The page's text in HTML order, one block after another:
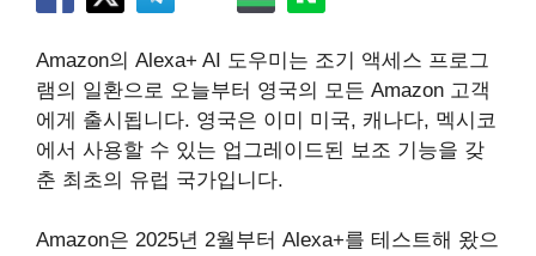
Amazon의 Alexa+ AI 도우미는 조기 액세스 프로그
램의 일환으로 오늘부터 영국의 모든 Amazon 고객
에게 출시됩니다. 영국은 이미 미국, 캐나다, 멕시코
에서 사용할 수 있는 업그레이드된 보조 기능을 갖
춘 최초의 유럽 국가입니다.
Amazon은 2025년 2월부터 Alexa+를 테스트해 왔으